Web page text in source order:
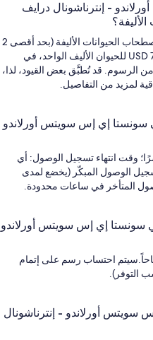
- إنترناشونال درايف
نعم، تسمح إقامة الفندق هذه باصطحاب الحيوانات الأليفة (بحد أقصى 2
إجمالًا). يُدفع مبلغ تأمين قدره USD 75 للحيوان الأليف الواحد، في
الرسوم. قد تُطبَّق بعض القيود، لذا،
لمزيد من التفاصيل.
إي إس سويتس أورلاندو
تسجيل الوصول: 4 عصرًا؛ وقت انتهاء تسجيل الوصول: أي
الوصول المبكّر (يخضع لمدى
المتأخر في ساعات محدودة.
سونستا إي إس سويتس أورلاندو
المغادرة في 11 صباحاً.سيتم احتساب رسم على إتمام
التوفر).
سويتس أورلاندو - إنترناشونال